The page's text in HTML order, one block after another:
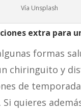
Vía Unsplash
extra para
formas
chiringuito y
de
Si quieres